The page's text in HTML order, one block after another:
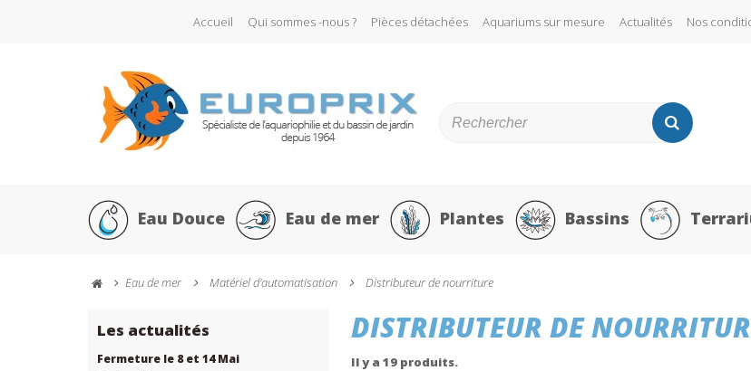
Accueil Qui sommes -nous ? Pièces détachées Aquariums sur mesure Actualités Nos
Eau Douce Eau de mer Plantes Bassins
Eau de mer Matériel d'automatisation Distributeur de nourriture
DISTRIBUTEUR DE
Il y a 19 produits.
Les actualités
Fermeture le 8 et 14 Mai